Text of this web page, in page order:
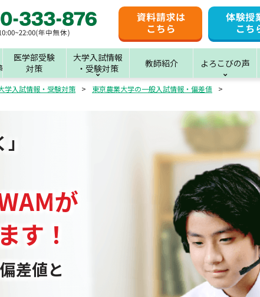
医学部受験
対策
大学入試情報
・受験対策
教師紹介 よろこびの声
学入試情報・受験対策
東京農業大学の一般入試情報・偏差値
が
す！
差値と